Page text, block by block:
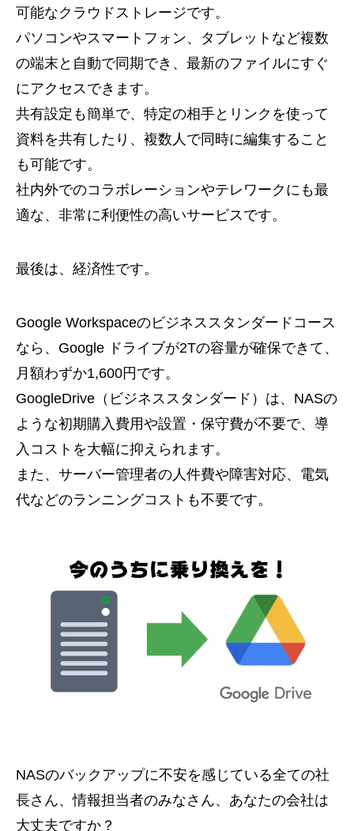
可能なクラウドストレージです。
パソコンやスマートフォン、タブレットなど複数
の端末と自動で同期でき、最新のファイルにすぐ
にアクセスできます。
共有設定も簡単で、特定の相手とリンクを使って
資料を共有したり、複数人で同時に編集すること
も可能です。
社内外でのコラボレーションやテレワークにも最
適な、非常に利便性の高いサービスです。
最後は、経済性です。
Google Workspaceのビジネススタンダードコース
なら、Google ドライブが2Tの容量が確保できて、
月額わずか1,600円です。
GoogleDrive（ビジネススタンダード）は、NASの
ような初期購入費用や設置・保守費が不要で、導
入コストを大幅に抑えられます。
また、サーバー管理者の人件費や障害対応、電気
代などのランニングコストも不要です。
NASのバックアップに不安を感じている全ての社
長さん、情報担当者のみなさん、あなたの会社は
大丈夫ですか？